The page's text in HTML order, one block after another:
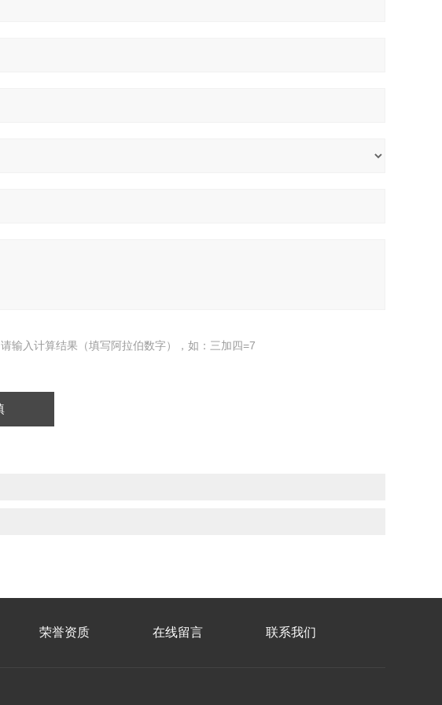
请输入计算结果（填写阿拉伯数字），如：三加四=7
荣誉资质 在线留言 联系我们